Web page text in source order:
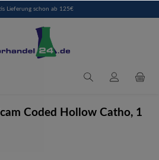
Lieferung schon ab 125€
Coded Hollow Catho, 1